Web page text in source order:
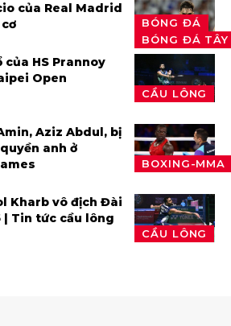
BÓNG ĐÁ
BÓNG ĐÁ
của Real Madrid
CẦU LÔNG
HS Prannoy
Open
BOXING-MMA
Aziz Abdul, bị
anh ở
CẦU LÔNG
Kharb vô địch Đài
| Tin tức cầu lông